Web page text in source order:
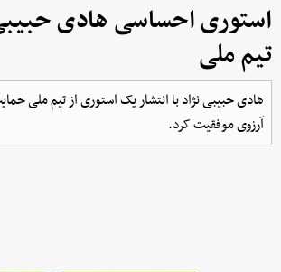
استوری احساسی هادی
تیم ملی
هادی حبیبی نژاد با انتشار یک استوری از تیم ملی
آرزوی موفقیت کرد.